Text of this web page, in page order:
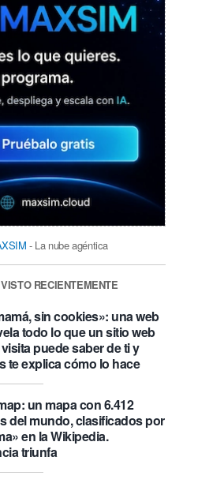
- La nube agéntica
RECIENTEMENTE
sin cookies»: una web
todo lo que un sitio web
puede saber de ti y
te explica cómo lo hace
un mapa con 6.412
del mundo, clasificados por
en la Wikipedia.
triunfa